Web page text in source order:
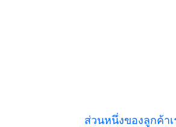
ส่วนหนึ่งของลูกค้าเ